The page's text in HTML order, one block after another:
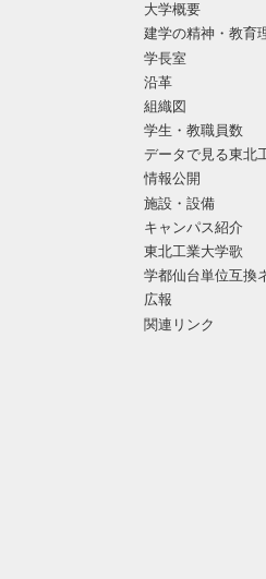
大学概要
建学の精神・教育
学長室
沿革
組織図
学生・教職員数
データで見る東北
情報公開
施設・設備
キャンパス紹介
東北工業大学歌
学都仙台単位互換
広報
関連リンク